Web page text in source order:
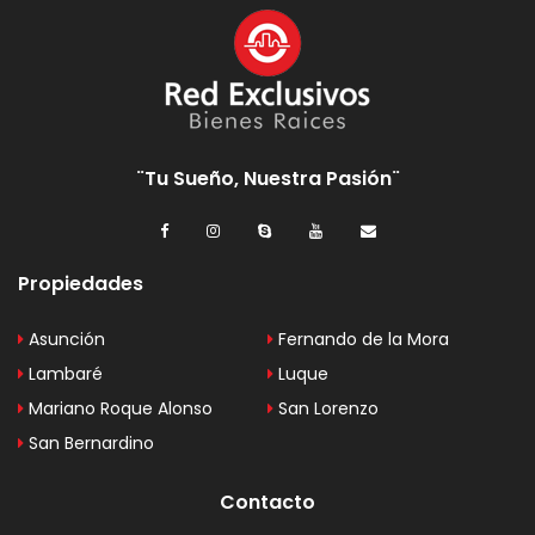
¨Tu Sueño, Nuestra Pasión¨
Propiedades
Asunción
Fernando de la Mora
Lambaré
Luque
Mariano Roque Alonso
San Lorenzo
San Bernardino
Contacto